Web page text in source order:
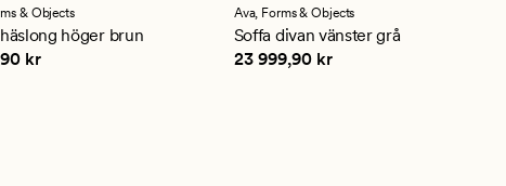
& Objects
höger brun
kr
kr
Ava, Forms & Objects
Soffa divan vänster grå
Pris 23 999,90 kr
23 999,90 kr